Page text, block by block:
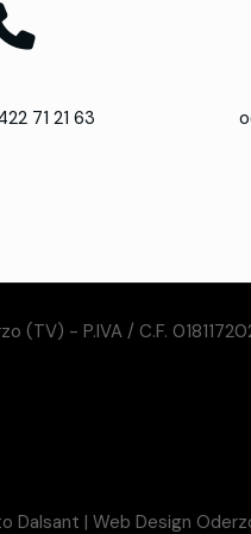
71 21 63
(TV) - P.IVA / C.F.
Dalsant | Web Design